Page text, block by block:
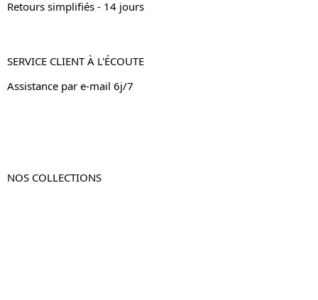
Retours simplifiés - 14 jours
SERVICE CLIENT À L'ÉCOUTE
Assistance par e-mail 6j/7
NOS COLLECTIONS